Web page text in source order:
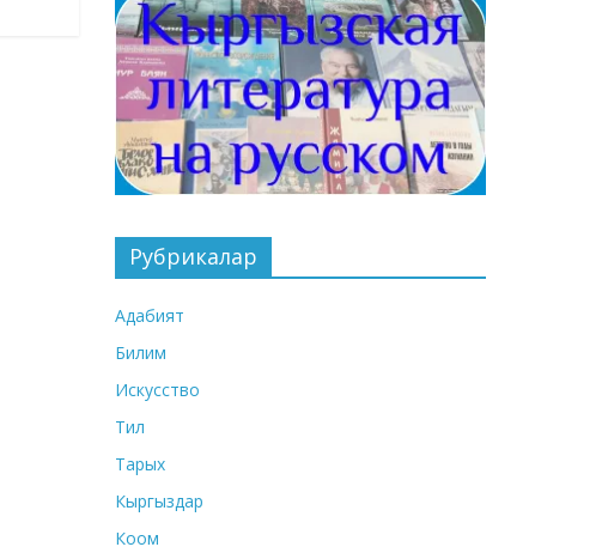
Рубрикалар
Адабият
Билим
Искусство
Тил
Тарых
Кыргыздар
Коом